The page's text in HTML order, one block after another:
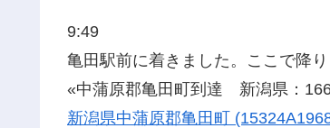
9:49
亀田駅前に着きました。ここで降り
«中蒲原郡亀田町到達 新潟県：
新潟県中蒲原郡亀田町